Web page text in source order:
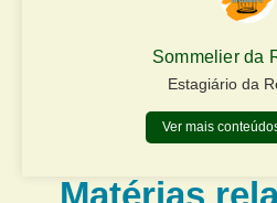
Sommelier da
Estagiário da
Ver mais
Matérias